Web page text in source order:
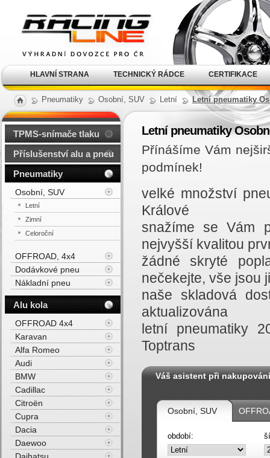
Pneumatiky Osobní, SUV Letní Letní pneumatiky
Letní pneumatiky
Přínášíme Vám
podmínek!
velké množství
Králové
snažíme se Vám
nejvyšší kvalitou
žádné skryté
nečekejte, vše jsou
naše skladová
aktualizována
letní pneumatiky
Toptrans
Váš asistent při nakupování
Osobní, SUV
období:
TPMS-snímače tlaku
Příslušenství alu a pneu
Pneumatiky
Osobní, SUV
Letní
Zimní
Celoroční
OFFROAD, 4x4
Dodávkové pneu
Nákladní pneu
Alu kola
OFFROAD 4x4
Karavan
Alfa Romeo
Audi
BMW
Cadillac
Citroën
Cupra
Dacia
Daewoo
kola Racing Line
HLAVNÍ STRANA TECHNICKÝ RÁDCE CERTIFIKACE